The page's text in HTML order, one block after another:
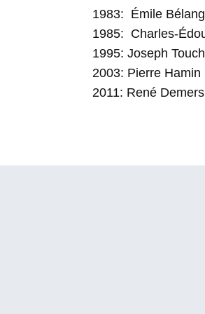
1983: Émile
1985: Charles-
1995: Joseph
2003: Pierre Hamin
2011: René